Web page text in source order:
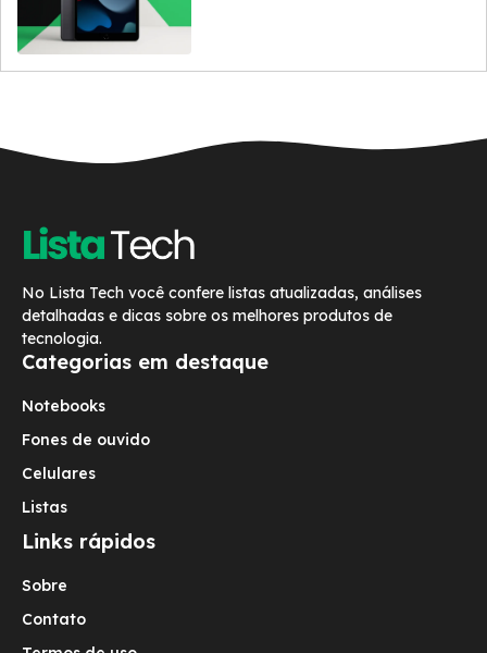
No Lista Tech você confere listas atualizadas, análises
detalhadas e dicas sobre os melhores produtos de
tecnologia.
Categorias em destaque
Notebooks
Fones de ouvido
Celulares
Listas
Links rápidos
Sobre
Contato